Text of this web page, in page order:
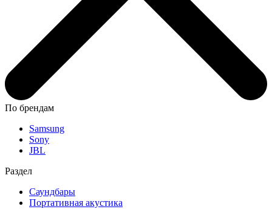
По брендам
Samsung
Sony
JBL
Раздел
Саундбары
Портативная акустика